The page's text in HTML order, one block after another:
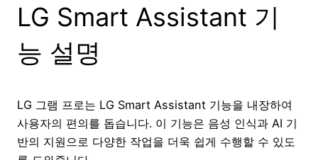
LG Smart Assistant 기
능 설명
LG 그램 프로는 LG Smart Assistant 기능을 내장하여
사용자의 편의를 돕습니다. 이 기능은 음성 인식과 AI 기
반의 지원으로 다양한 작업을 더욱 쉽게 수행할 수 있도